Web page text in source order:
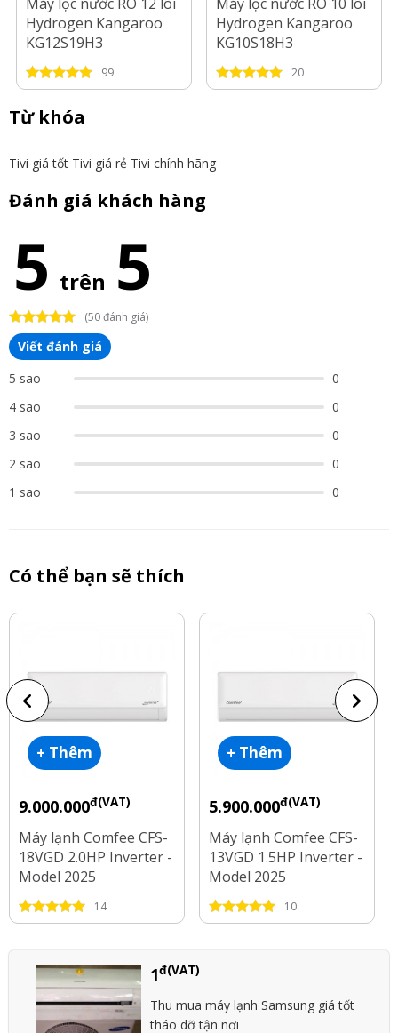
Hydrogen Kangaroo
KG12S19H3
99
Hydrogen Kangaroo
KG10S18H3
20
Từ khóa
Tivi giá tốt Tivi giá rẻ Tivi chính hãng
Đánh giá khách hàng
5 trên 5
(50 đánh giá)
Viết đánh giá
5 sao
0
4 sao
0
3 sao
0
2 sao
0
1 sao
0
Có thể bạn sẽ thích
+ Thêm
9.000.000đ(VAT)
Máy lạnh Comfee CFS-
18VGD 2.0HP Inverter -
Model 2025
14
+ Thêm
5.900.000đ(VAT)
Máy lạnh Comfee CFS-
13VGD 1.5HP Inverter -
Model 2025
10
1đ(VAT)
Thu mua máy lạnh Samsung giá tốt
tháo dỡ tận nơi